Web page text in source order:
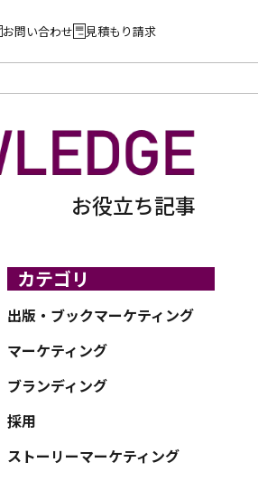
お問い合わせ 見積もり請求
お役立ち記事
カテゴリ
出版・ブックマーケティング
マーケティング
ブランディング
採用
ストーリーマーケティング